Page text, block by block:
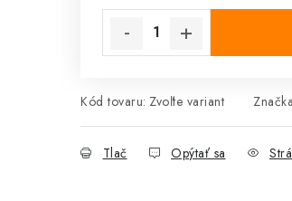
Kód tovaru: Zvoľte variant
Tlač Opýtať sa